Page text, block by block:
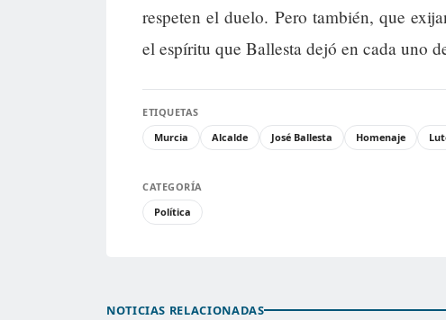
respeten el duelo. Pero también, que
el espíritu que Ballesta dejó en cada uno
ETIQUETAS
Murcia
Alcalde José Ballesta Homenaje
CATEGORÍA
Política
NOTICIAS RELACIONADAS